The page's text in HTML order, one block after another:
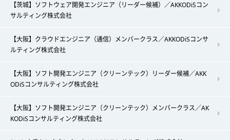
【茨城】ソフトウェア開発エンジニア（リーダー候補）／AKKODiSコン
サルティング株式会社
【大阪】クラウドエンジニア（通信）メンバークラス／AKKODiSコンサ
ルティング株式会社
【大阪】ソフト開発エンジニア（クリーンテック）リーダー候補／AKK
ODiSコンサルティング株式会社
【大阪】ソフト開発エンジニア（クリーンテック）メンバークラス／AK
KODiSコンサルティング株式会社